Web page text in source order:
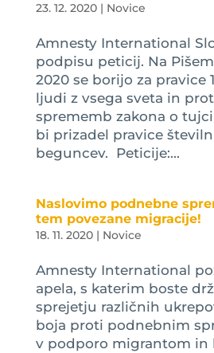
23. 12. 2020| Novice
Amnesty International
podpisu peticij. Na
2020 se borijo za pravice
ljudi z vsega sveta in
sprememb zakona o
bi prizadel pravice
beguncev. Peticije:...
Naslovimo podnebne
tem povezane migracije!
18. 11. 2020| Novice
Amnesty International
apela, s katerim boste
sprejetju različnih
boja proti podnebnim
v podporo migrantom in